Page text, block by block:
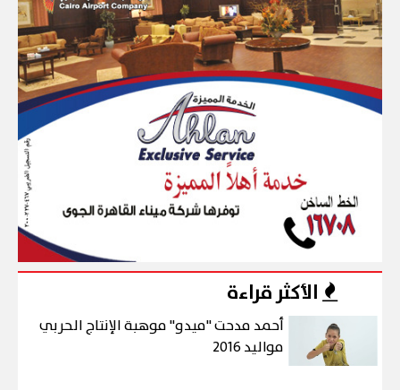
الأكثر قراءة
أحمد مدحت "ميدو" موهبة الإنتاج الحربي
مواليد 2016